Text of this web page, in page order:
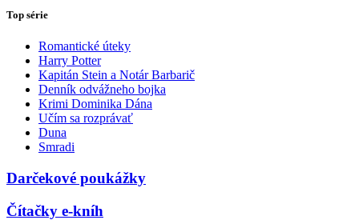
Top série
Romantické úteky
Harry Potter
Kapitán Stein a Notár Barbarič
Denník odvážneho bojka
Krimi Dominika Dána
Učím sa rozprávať
Duna
Smradi
Darčekové poukážky
Čítačky e-kníh